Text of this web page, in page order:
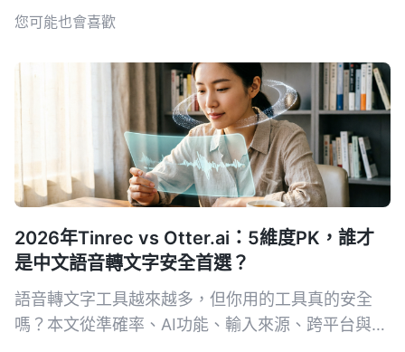
您可能也會喜歡
2026年Tinrec vs Otter.ai：5維度PK，誰才
是中文語音轉文字安全首選？
語音轉文字工具越來越多，但你用的工具真的安全
嗎？本文從準確率、AI功能、輸入來源、跨平台與數